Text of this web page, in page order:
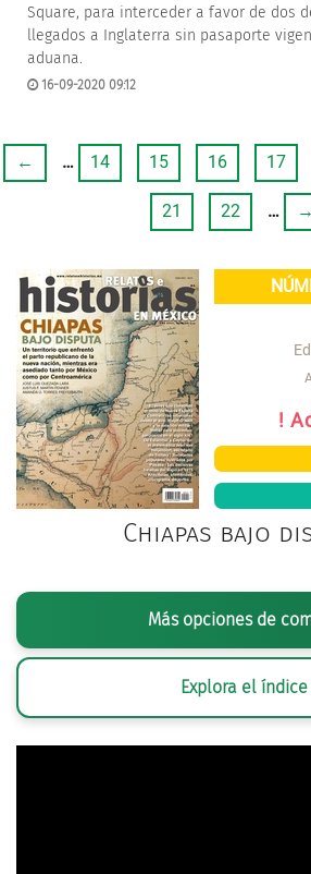
Square, para interceder a favor de dos
llegados a Inglaterra sin pasaporte
aduana.
16-09-2020 09:12
← … 14 15 16 17
21 22 … →
!
Chiapas bajo
Más opciones de
Explora el índice